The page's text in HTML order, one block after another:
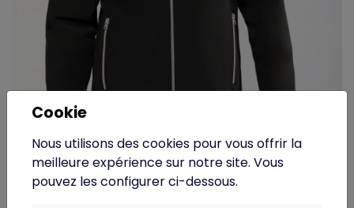
K424 - Kariban - Veste Softshell 2 couches homme
Cookie
Nous utilisons des cookies pour vous offrir la
meilleure expérience sur notre site. Vous
pouvez les configurer ci-dessous.